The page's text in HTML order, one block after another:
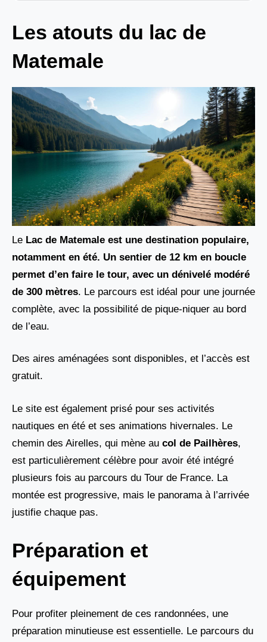
Les atouts du lac de
Matemale
Le Lac de Matemale est une destination populaire,
notamment en été. Un sentier de 12 km en boucle
permet d’en faire le tour, avec un dénivelé modéré
de 300 mètres. Le parcours est idéal pour une journée
complète, avec la possibilité de pique-niquer au bord
de l’eau.
Des aires aménagées sont disponibles, et l’accès est
gratuit.
Le site est également prisé pour ses activités
nautiques en été et ses animations hivernales. Le
chemin des Airelles, qui mène au col de Pailhères,
est particulièrement célèbre pour avoir été intégré
plusieurs fois au parcours du Tour de France. La
montée est progressive, mais le panorama à l’arrivée
justifie chaque pas.
Préparation et
équipement
Pour profiter pleinement de ces randonnées, une
préparation minutieuse est essentielle. Le parcours du